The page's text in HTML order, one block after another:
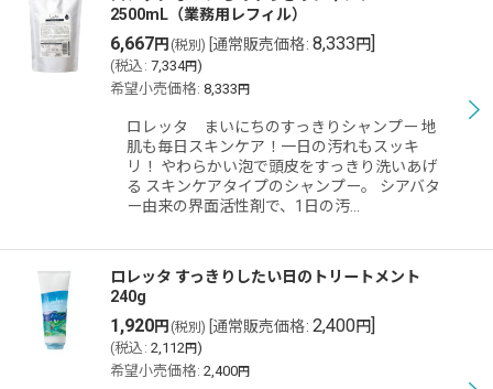
2500mL（業務用レフィル）
6,667円 (税別) 通常販売価格: 8,333円]
(税込 : 7,334円)
希望小売価格: 8,333 円
ロレッタ まいにちのすっきりシャンプー 地
肌も毎日スキンケア！一日の汚れもスッキ
リ！ やわらかい泡で頭皮をすっきり洗いあげ
る スキンケアタイプのシャンプー。 シアバタ
ー由来の界面活性剤で、1日の汚…
ロレッタ すっきりしたい日のトリートメント
240g
1,920円 (税別) 通常販売価格: 2,400円]
(税込 : 2,112円)
希望小売価格: 2,400円